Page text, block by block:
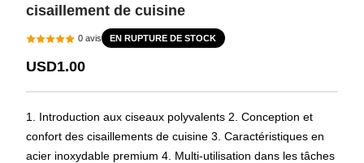
cisaillement de cuisine
0 avis EN RUPTURE DE STOCK
USD1.00
1. Introduction aux ciseaux polyvalents 2. Conception et
confort des cisaillements de cuisine 3. Caractéristiques en
acier inoxydable premium 4. Multi-utilisation dans les tâches